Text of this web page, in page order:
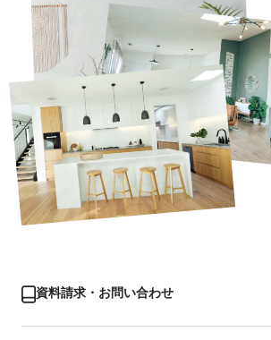
資料請求・お問い合わせ